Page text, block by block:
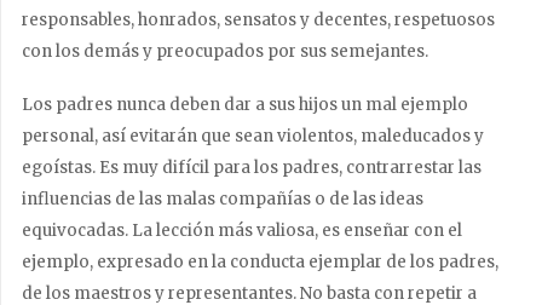
responsables, honrados, sensatos y decentes, respetuosos
con los demás y preocupados por sus semejantes.
Los padres nunca deben dar a sus hijos un mal ejemplo
personal, así evitarán que sean violentos, maleducados y
egoístas. Es muy difícil para los padres, contrarrestar las
influencias de las malas compañías o de las ideas
equivocadas. La lección más valiosa, es enseñar con el
ejemplo, expresado en la conducta ejemplar de los padres,
de los maestros y representantes. No basta con repetir a